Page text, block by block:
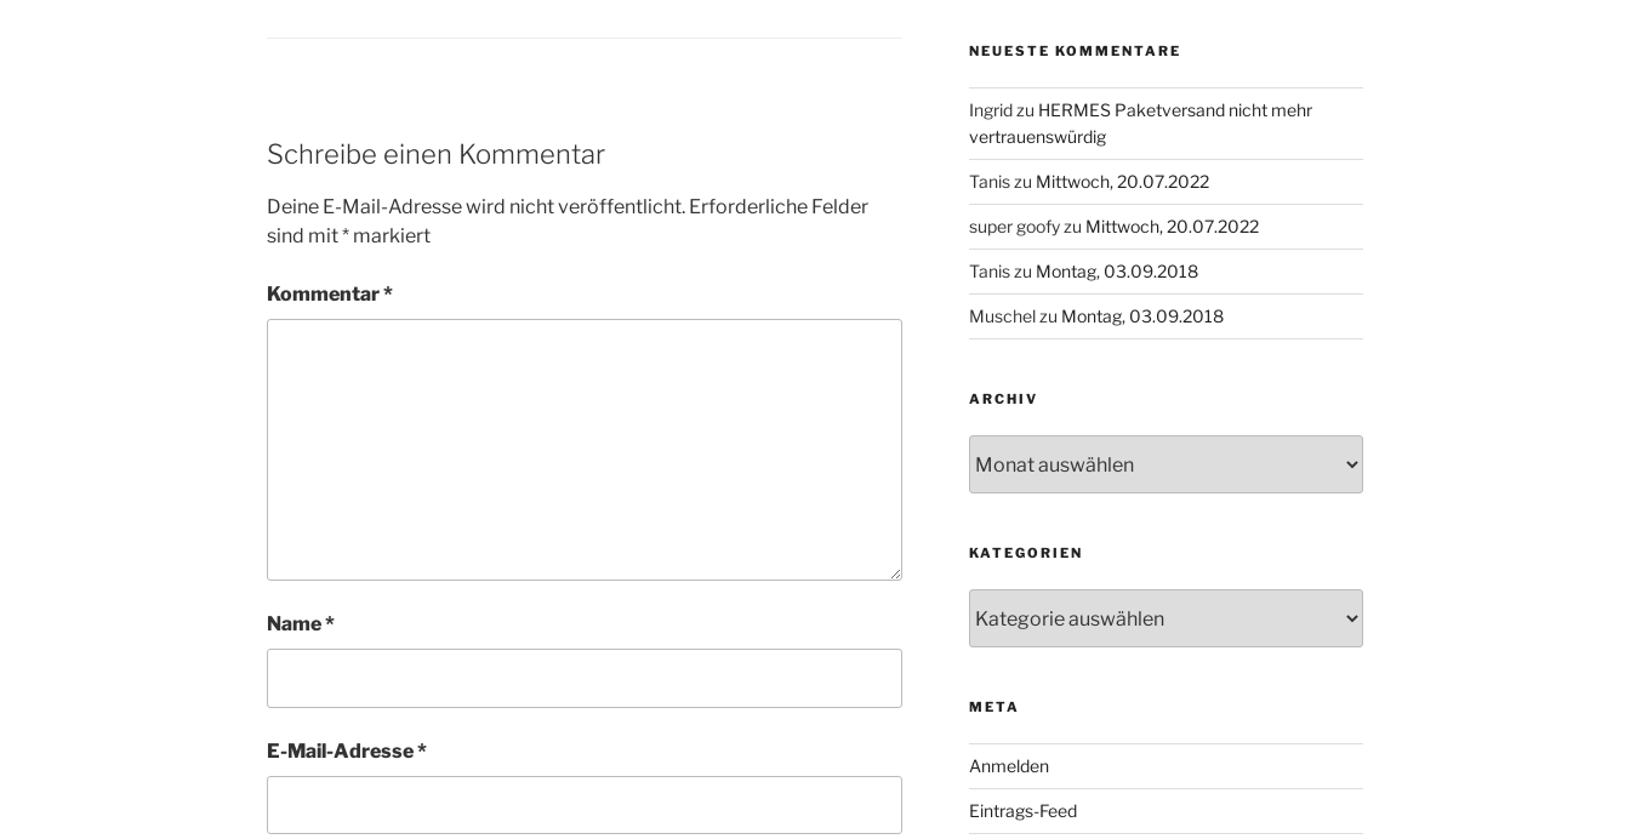
Schreibe einen Kommentar
Deine E-Mail-Adresse wird nicht veröffentlicht. Erforderliche Felder
sind mit* markiert
Kommentar*
Name*
E-Mail-Adresse*
NEUESTE KOMMENTARE
Ingridzu HERMES Paketversand nicht mehr
vertrauenswürdig
Taniszu Mittwoch, 20.07.2022
super goofyzu Mittwoch, 20.07.2022
Taniszu Montag, 03.09.2018
Muschelzu Montag, 03.09.2018
ARCHIV
KATEGORIEN
META
Anmelden
Eintrags-Feed